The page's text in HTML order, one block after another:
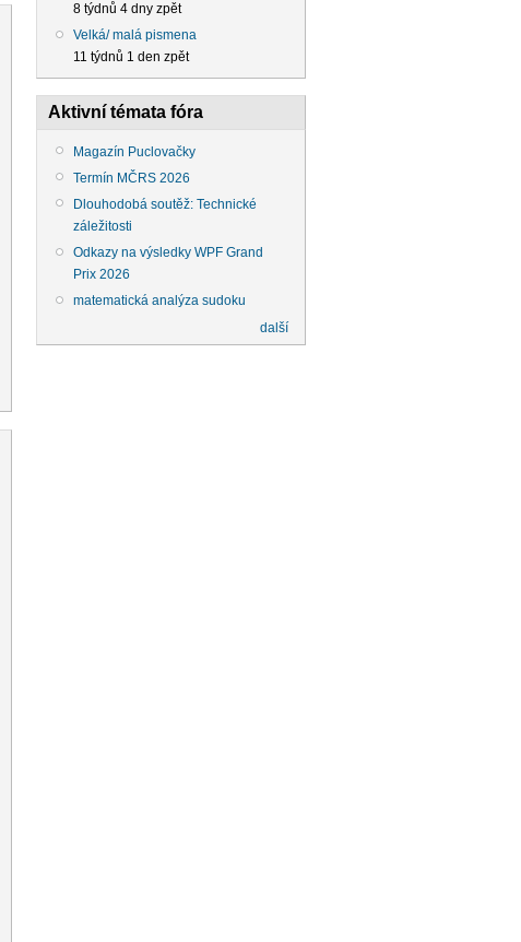
8 týdnů 4 dny zpět
Velká/ malá pismena
11 týdnů 1 den zpět
Aktivní témata fóra
Magazín Puclovačky
Termín MČRS 2026
Dlouhodobá soutěž: Technické
záležitosti
Odkazy na výsledky WPF Grand
Prix 2026
matematická analýza sudoku
další